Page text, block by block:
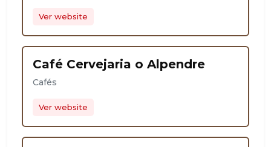
Ver website
Café Cervejaria o Alpendre
Cafés
Ver website